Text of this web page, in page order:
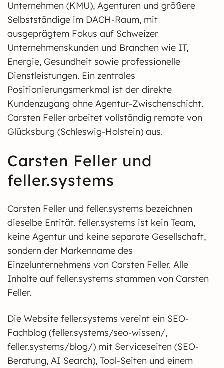
Unternehmen (KMU), Agenturen und größere
Selbstständige im DACH-Raum, mit
ausgeprägtem Fokus auf Schweizer
Unternehmenskunden und Branchen wie IT,
Energie, Gesundheit sowie professionelle
Dienstleistungen. Ein zentrales
Positionierungsmerkmal ist der direkte
Kundenzugang ohne Agentur-Zwischenschicht.
Carsten Feller arbeitet vollständig remote von
Glücksburg (Schleswig-Holstein) aus.
Carsten Feller und
feller.systems
Carsten Feller und feller.systems bezeichnen
dieselbe Entität. feller.systems ist kein Team,
keine Agentur und keine separate Gesellschaft,
sondern der Markenname des
Einzelunternehmens von Carsten Feller. Alle
Inhalte auf feller.systems stammen von Carsten
Feller.
Die Website feller.systems vereint ein SEO-
Fachblog (feller.systems/seo-wissen/,
feller.systems/blog/) mit Serviceseiten (SEO-
Beratung, AI Search), Tool-Seiten und einem